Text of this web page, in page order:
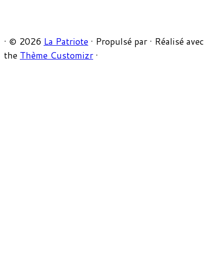
· © 2026 La Patriote · Propulsé par · Réalisé avec
the Thème Customizr ·